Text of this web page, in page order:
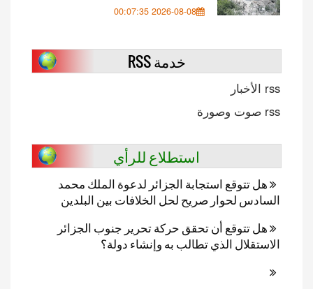
2026-08-08 00:07:35
خدمة RSS
rss الأخبار
rss صوت وصورة
استطلاع للرأي
هل تتوقع استجابة الجزائر لدعوة الملك محمد
السادس لحوار صريح لحل الخلافات بين البلدين
هل تتوقع أن تحقق حركة تحرير جنوب الجزائر
الاستقلال الذي تطالب به وإنشاء دولة؟